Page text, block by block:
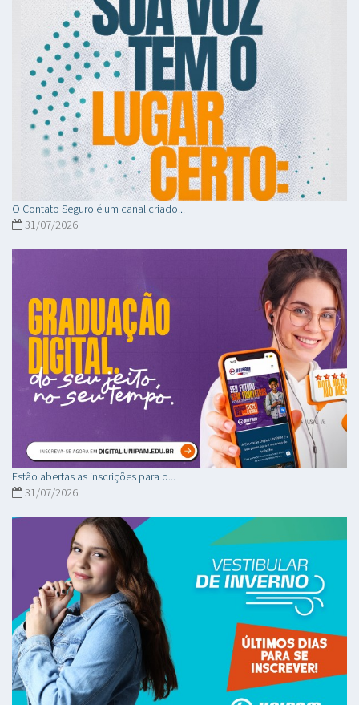
O Contato Seguro é um canal criado...
31/07/2026
Estão abertas as inscrições para o...
31/07/2026